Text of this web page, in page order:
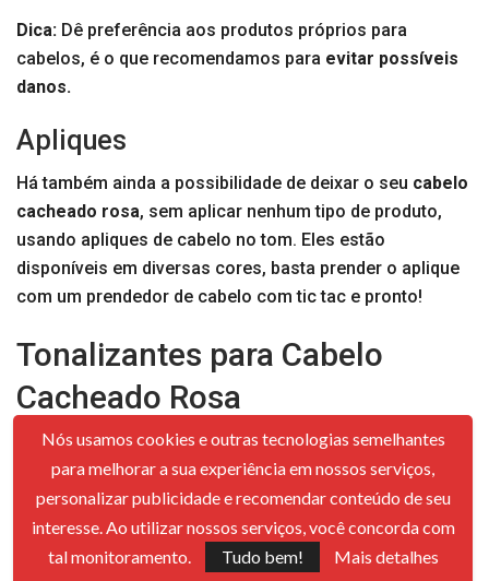
Dica: Dê preferência aos produtos próprios para
cabelos, é o que recomendamos para evitar possíveis
danos.
Apliques
Há também ainda a possibilidade de deixar o seu cabelo
cacheado rosa, sem aplicar nenhum tipo de produto,
usando apliques de cabelo no tom. Eles estão
disponíveis em diversas cores, basta prender o aplique
com um prendedor de cabelo com tic tac e pronto!
Tonalizantes para Cabelo
Cacheado Rosa
tonalizantessão os mais encontrados emcores
fantasia, e não contémamônia, prejudicando menos os
fios, mas também saem com mais facilidade em
algumas lavagens.
Se você utilizar tonalizante para seu cabelo cacheado
Nós usamos cookies e outras tecnologias semelhantes
para melhorar a sua experiência em nossos serviços,
personalizar publicidade e recomendar conteúdo de seu
interesse. Ao utilizar nossos serviços, você concorda com
tal monitoramento.
Tudo bem! Mais detalhes